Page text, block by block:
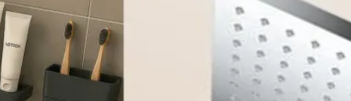
Basın Yayın
Dernekler ve Birlikler Periyodik Kontrol